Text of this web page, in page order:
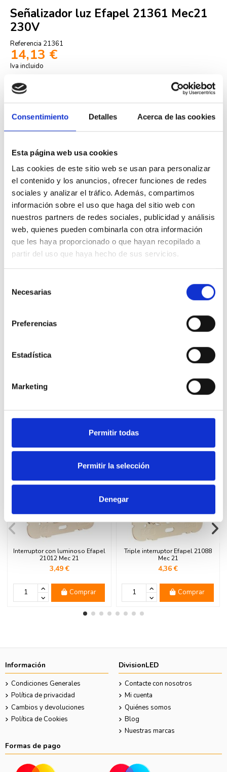
Consentimiento Detalles Acerca de las cookies
Esta página web usa cookies
Las cookies de este sitio web se usan para personalizar
el contenido y los anuncios, ofrecer funciones de redes
sociales y analizar el tráfico. Además, compartimos
información sobre el uso que haga del sitio web con
nuestros partners de redes sociales, publicidad y análisis
web, quienes pueden combinarla con otra información
que les haya proporcionado o que hayan recopilado a
partir del uso que haya hecho de sus servicios.
Necesarias
Preferencias
Estadística
Marketing
Permitir todas
Permitir la selección
Denegar
Señalizador luz Efapel 21361 Mec21
230V
Referencia 21361
14,13 €
Iva incluido
señalizador de luz Efapel Mec21 21361funciona con alimentación
de230V~ - 50/60Hzy ofrece dos niveles de potencia lumínica.
Incorpora la tecnología LED con temperatura de color de 4000K que
proporciona una luz blanca neutra.
Este dispositivo cuenta con dos configuraciones de consumo diferentes:
L1: 0,2W de potencia
L2: 0,4W de potencia
Su diseño compacto permite la instalación en diferentes tipos de
Compatible con la gama Mec21 de Efapel, este señalizador se adapta
Interruptor con luminoso Efapel
21012 Mec 21
3,49 €
Comprar
Triple interruptor Efapel 21088
Mec 21
4,36 €
Comprar
Información
Condiciones Generales
Política de privacidad
Cambios y devoluciones
Política de Cookies
DivisionLED
Contacte con nosotros
Mi cuenta
Quiénes somos
Blog
Nuestras marcas
Formas de pago